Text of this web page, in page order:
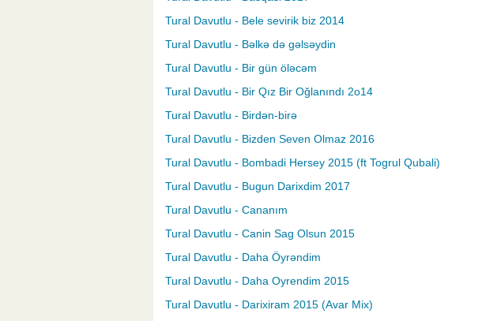
Tural Davutlu - Bele sevirik biz 2014
Tural Davutlu - Bəlkə də gəlsəydin
Tural Davutlu - Bir gün öləcəm
Tural Davutlu - Bir Qız Bir Oğlanındı 2o14
Tural Davutlu - Birdən-birə
Tural Davutlu - Bizden Seven Olmaz 2016
Tural Davutlu - Bombadi Hersey 2015 (ft Togrul Qubali)
Tural Davutlu - Bugun Darixdim 2017
Tural Davutlu - Cananım
Tural Davutlu - Canin Sag Olsun 2015
Tural Davutlu - Daha Öyrəndim
Tural Davutlu - Daha Oyrendim 2015
Tural Davutlu - Darixiram 2015 (Avar Mix)